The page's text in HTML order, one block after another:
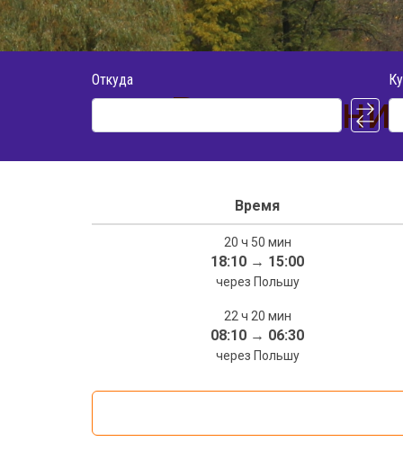
Откуда
Время
20 ч 50 мин
18:10 → 15:00
через Польшу
22 ч 20 мин
08:10 → 06:30
через Польшу